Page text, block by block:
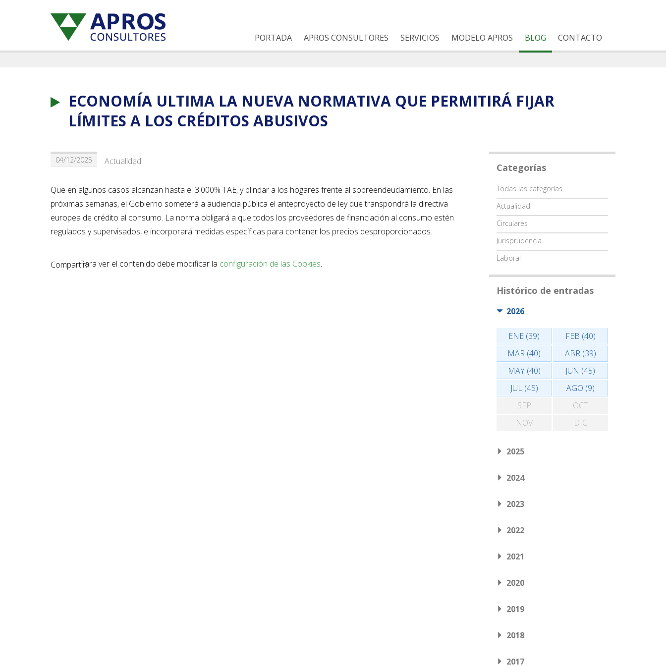
PORTADA APROS CONSULTORES SERVICIOS MODELO APROS BLOG CONTACTO
ECONOMÍA ULTIMA LA NUEVA NORMATIVA QUE PERMITIRÁ FIJAR
LÍMITES A LOS CRÉDITOS ABUSIVOS
04/12/2025 Actualidad
Que en algunos casos alcanzan hasta el 3.000% TAE, y blindar a los hogares frente al sobreendeudamiento. En las
próximas semanas, el Gobierno someterá a audiencia pública el anteproyecto de ley que transpondrá la directiva
europea de crédito al consumo. La norma obligará a que todos los proveedores de financiación al consumo estén
regulados y supervisados, e incorporará medidas específicas para contener los precios desproporcionados.
Compartir:Para ver el contenido debe modificar la configuración de las Cookies.
Categorías
Categoría
Todas las categorías
Actualidad
Circulares
Jurisprudencia
Laboral
Histórico de entradas
2026
ENE (39)
FEB (40)
MAR (40)
ABR (39)
MAY (40)
JUN (45)
JUL (45)
AGO (9)
SEP
OCT
NOV
DIC
2025
2024
2023
2022
2021
2020
2019
2018
2017